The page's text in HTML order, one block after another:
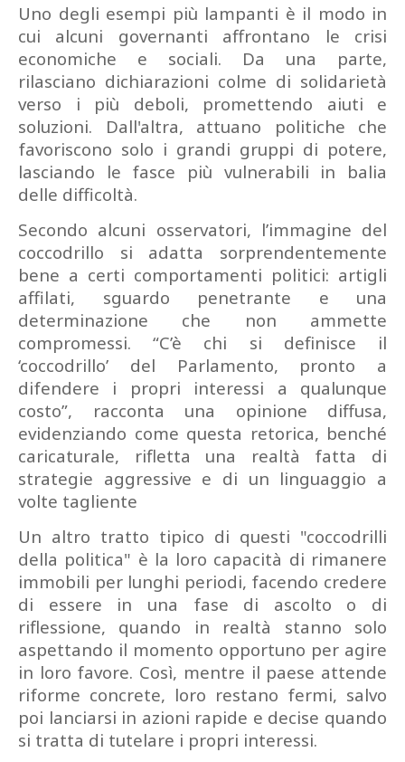
Uno degli esempi più lampanti è il modo in
cui alcuni governanti affrontano le crisi
economiche e sociali. Da una parte,
rilasciano dichiarazioni colme di solidarietà
verso i più deboli, promettendo aiuti e
soluzioni. Dall'altra, attuano politiche che
favoriscono solo i grandi gruppi di potere,
lasciando le fasce più vulnerabili in balia
delle difficoltà.
Secondo alcuni osservatori, l’immagine del
coccodrillo si adatta sorprendentemente
bene a certi comportamenti politici: artigli
affilati, sguardo penetrante e una
determinazione che non ammette
compromessi. “C’è chi si definisce il
‘coccodrillo’ del Parlamento, pronto a
difendere i propri interessi a qualunque
costo”, racconta una opinione diffusa,
evidenziando come questa retorica, benché
caricaturale, rifletta una realtà fatta di
strategie aggressive e di un linguaggio a
volte tagliente
Un altro tratto tipico di questi "coccodrilli
della politica" è la loro capacità di rimanere
immobili per lunghi periodi, facendo credere
di essere in una fase di ascolto o di
riflessione, quando in realtà stanno solo
aspettando il momento opportuno per agire
in loro favore. Così, mentre il paese attende
riforme concrete, loro restano fermi, salvo
poi lanciarsi in azioni rapide e decise quando
si tratta di tutelare i propri interessi.